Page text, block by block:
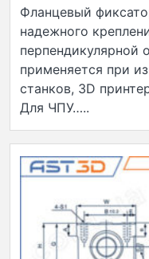
Фланцевый
надежного
перпендикулярной
применяется при
станков, 3D
Для ЧПУ…..